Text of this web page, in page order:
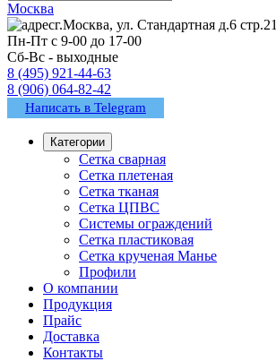
Москва
г.Москва, ул. Стандартная д.6 стр.21
Пн-Пт с 9-00 до 17-00
Сб-Вс - выходные
8 (495) 921-44-63
8 (906) 064-82-42
Написать в Telegram
Категории
Сетка сварная
Сетка плетеная
Сетка тканая
Сетка ЦПВС
Системы ограждений
Сетка пластиковая
Сетка крученая Манье
Профили
О компании
Продукция
Прайс
Доставка
Контакты